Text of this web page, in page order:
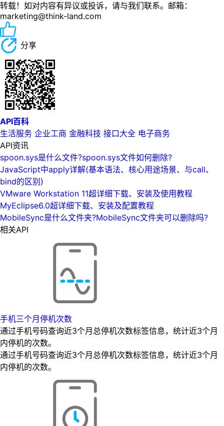
转载！如对内容有异议或投诉，请与我们联系。邮箱：
marketing@think-land.com
分享
API百科
生活服务 企业工商 金融科技 接口大全 电子商务
API资讯
spoon.sys是什么文件?spoon.sys文件如何删除?
JavaScript中apply详解(基本语法、核心用途场景、与call、
bind的区别)
VMware Workstation 11超详细下载、安装及使用教程
MyEclipse6.0超详细下载、安装及配置教程
MobileSync是什么文件夹?MobileSync文件夹可以删除吗?
相关API
手机三个月停机次数
通过手机号码查询近3个月总停机次数标签信息，统计近3个月
内停机的次数。
通过手机号码查询近3个月总停机次数标签信息，统计近3个月
内停机的次数。